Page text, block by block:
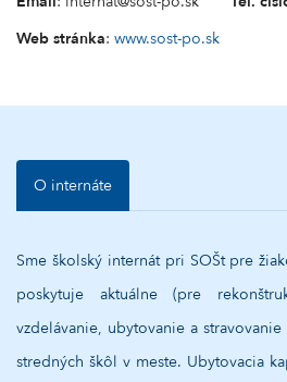
Web stránka: www.sost-po.sk
O internáte
Sme školský internát pri SOŠt pre
poskytuje aktuálne (pre
vzdelávanie, ubytovanie a
stredných škôl v meste. Ubytovacia